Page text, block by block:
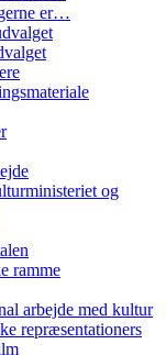
er…
og
ramme
arbejde med kultur
repræsentationers